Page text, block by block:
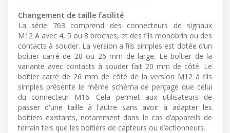
Changement de taille facilité
La série 763 comprend des connecteurs de signaux
M12 A avec 4, 5 ou 8 broches, et des fils monobrin ou des
contacts à souder. La version a fils simples est dotée d’un
boîtier carré de 20 ou 26 mm de large. Le boîtier de la
variante avec contacts à souder fait 20 mm de côté. Le
boîtier carré de 26 mm de côté de la version M12 à fils
simples présente le même schéma de perçage que celui
du connecteur M16. Cela permet aux utilisateurs de
passer d'une taille à l'autre sans avoir à adapter les
boîtiers existants, notamment dans le cas d’appareils de
terrain tels que les boîtiers de capteurs ou d’actionneurs.